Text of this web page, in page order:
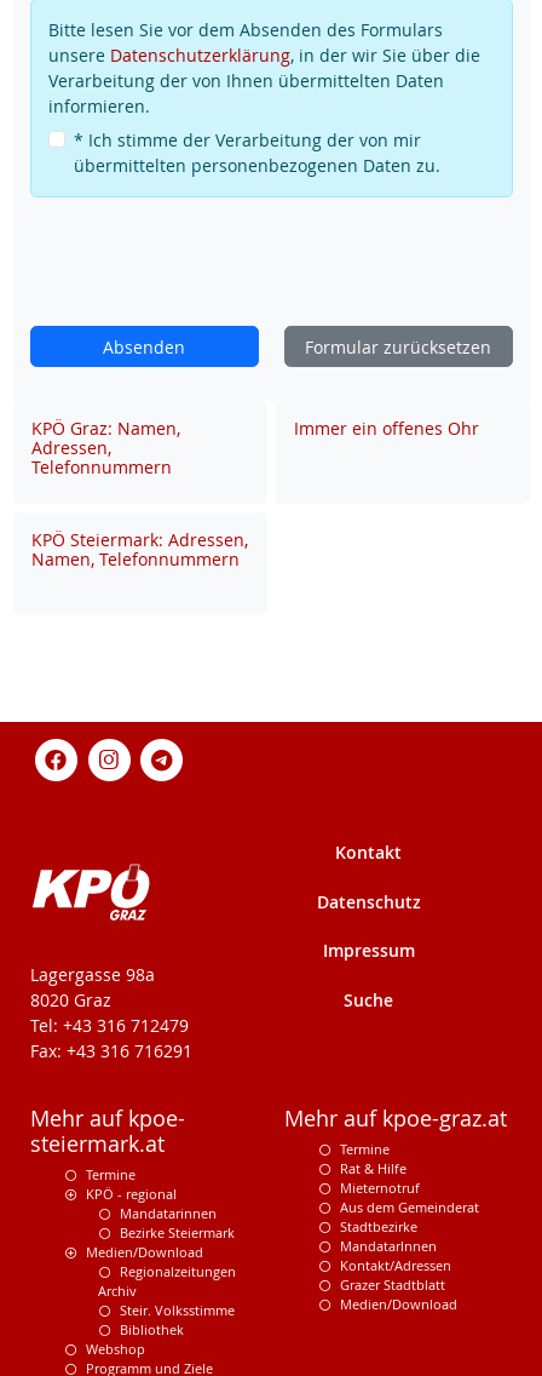
Bitte lesen Sie vor dem Absenden des Formulars
unsere Datenschutzerklärung, in der wir Sie über die
Verarbeitung der von Ihnen übermittelten Daten
informieren.
* Ich stimme der Verarbeitung der von mir
übermittelten personenbezogenen Daten zu.
Absenden Formular zurücksetzen
KPÖ Graz: Namen,
Adressen,
Telefonnummern
Immer ein offenes Ohr
KPÖ Steiermark: Adressen,
Namen, Telefonnummern
KPÖ-Steiermark
Lagergasse 98a
8020 Graz
Tel: +43 316 712479
Fax: +43 316 716291
Kontakt
Datenschutz
Impressum
Suche
Mehr auf kpoe-
steiermark.at
Termine
KPÖ - regional
Mandatarinnen
Bezirke Steiermark
Medien/Download
Regionalzeitungen
Archiv
Steir. Volksstimme
Bibliothek
Webshop
Programm und Ziele
Mehr auf kpoe-graz.at
Termine
Rat & Hilfe
Mieternotruf
Aus dem Gemeinderat
Stadtbezirke
MandatarInnen
Kontakt/Adressen
Grazer Stadtblatt
Medien/Download